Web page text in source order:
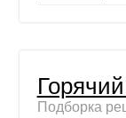
Подборка